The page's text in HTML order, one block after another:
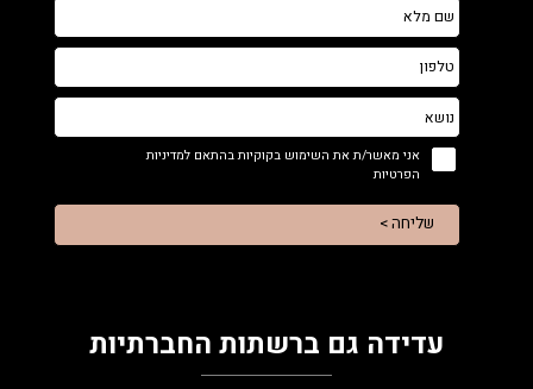
אני מאשר/ת את השימוש בקוקיות בהתאם למדיניות
הפרטיות
שליחה >
עדידה גם ברשתות החברתיות